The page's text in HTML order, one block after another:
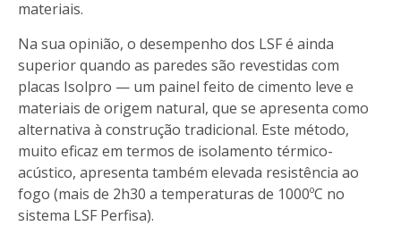
materiais.
Na sua opinião, o desempenho dos LSF é ainda
superior quando as paredes são revestidas com
placas Isolpro — um painel feito de cimento leve e
materiais de origem natural, que se apresenta como
alternativa à construção tradicional. Este método,
muito eficaz em termos de isolamento térmico-
acústico, apresenta também elevada resistência ao
fogo (mais de 2h30 a temperaturas de 1000ºC no
sistema LSF Perfisa).